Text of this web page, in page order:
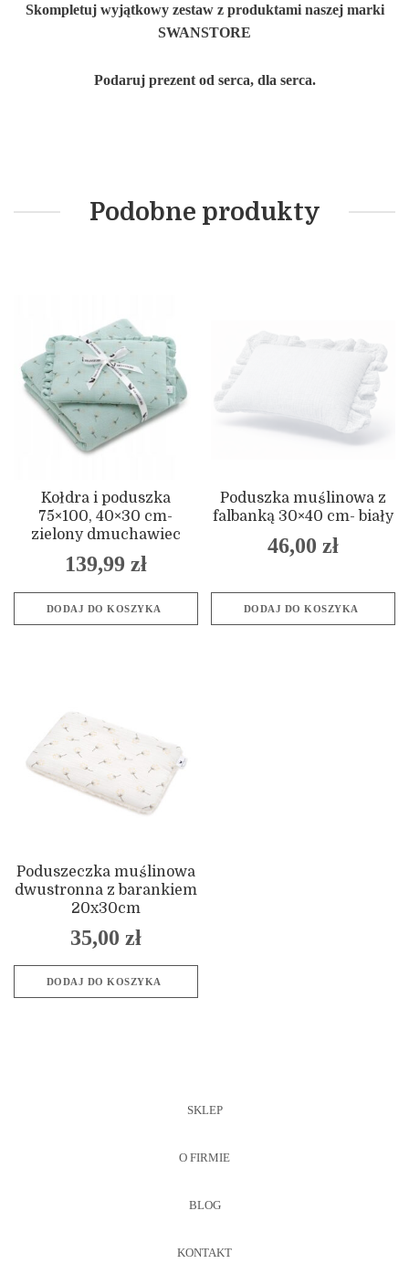
Skompletuj wyjątkowy zestaw z produktami naszej marki
SWANSTORE
Podaruj prezent od serca, dla serca.
Podobne produkty
Kołdra i poduszka
75×100, 40×30 cm-
zielony dmuchawiec
139,99 zł
DODAJ DO KOSZYKA
Poduszka muślinowa z
falbanką 30×40 cm- biały
46,00 zł
DODAJ DO KOSZYKA
Poduszeczka muślinowa
dwustronna z barankiem
20x30cm
35,00 zł
DODAJ DO KOSZYKA
SKLEP
O FIRMIE
BLOG
KONTAKT